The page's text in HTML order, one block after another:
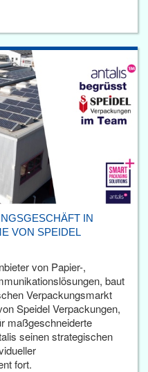
IN
VON SPEIDEL
von Papier-,
baut
Verpackungsmarkt
Speidel Verpackungen,
maßgeschneiderte
seinen strategischen
fort.